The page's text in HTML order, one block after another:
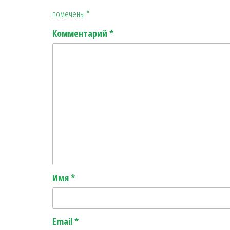
помечены *
Комментарий *
Имя*
Email*